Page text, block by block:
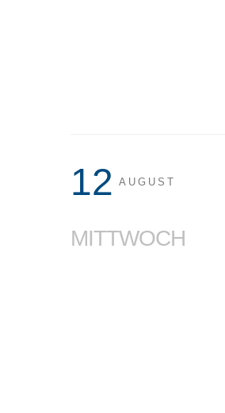
12 AUGUST
MITTWOCH